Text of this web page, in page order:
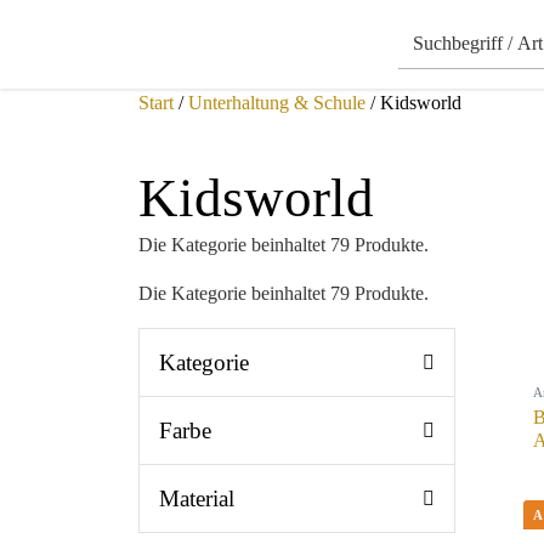
Start /Unterhaltung & Schule / Kidsworld
Kidsworld
Die Kategorie beinhaltet 79 Produkte.
Die Kategorie beinhaltet 79 Produkte.
Kategorie
Farbe
Material